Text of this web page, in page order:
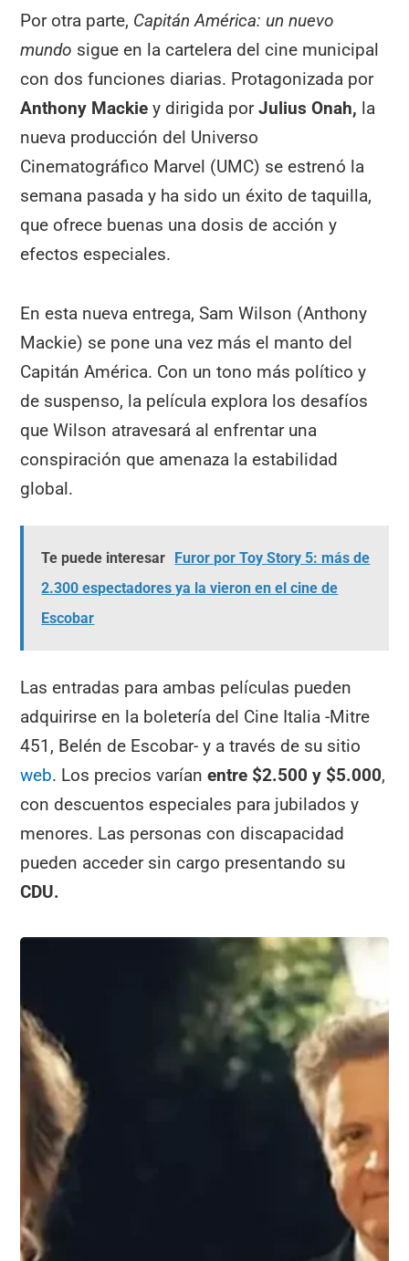
Por otra parte, Capitán América: un nuevo
mundo sigue en la cartelera del cine municipal
con dos funciones diarias. Protagonizada por
Anthony Mackiey dirigida porJulius Onah, la
nueva producción del Universo
Cinematográfico Marvel (UMC) se estrenó la
semana pasada y ha sido un éxito de taquilla,
que ofrece buenas una dosis de acción y
efectos especiales.
En esta nueva entrega, Sam Wilson (Anthony
Mackie) se pone una vez más el manto del
Capitán América. Con un tono más político y
de suspenso, la película explora los desafíos
que Wilson atravesará al enfrentar una
conspiración que amenaza la estabilidad
global.
Te puede interesar
Furor por Toy Story 5: más de
2.300 espectadores ya la vieron en el cine de
Escobar
Las entradas para ambas películas pueden
adquirirse en la boletería del Cine Italia -Mitre
451, Belén de Escobar- y a través de su sitio
web. Los precios varíanentre $2.500 y $5.000,
con descuentos especiales para jubilados y
menores. Las personas con discapacidad
pueden acceder sin cargo presentando su
CDU.